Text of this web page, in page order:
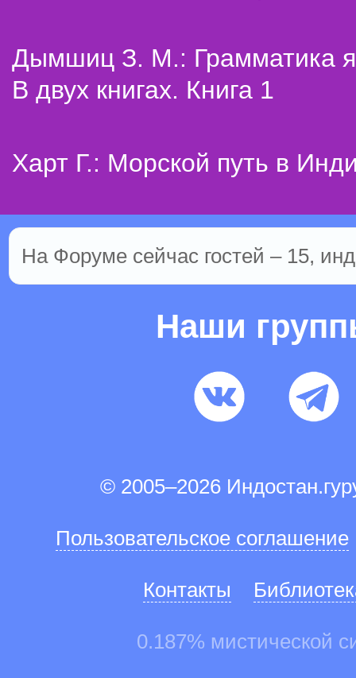
Дымшиц З. М.: Грамматика
В двух книгах. Книга 1
Харт Г.: Морской путь в
На Форуме сейчас гостей – 15,
Наши
© 2005–2026
Пользовательское соглашение
Контакты
0.187% мистической